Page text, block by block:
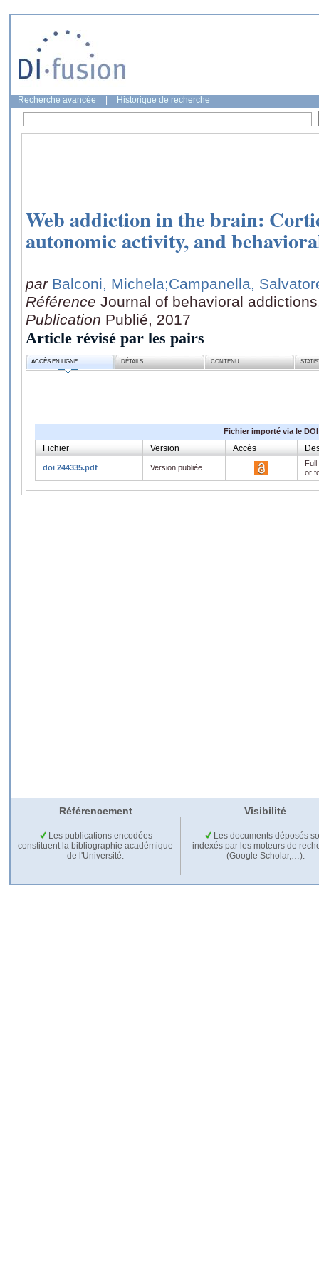
Recherche avancée Historique de recherche
Web addiction in the brain:
autonomic activity, and
par Balconi, Michela;Campanella,
Référence Journal of behavioral
Publication Publié, 2017
Article révisé par les pairs
ACCÈS EN LIGNE DÉTAILS CONTENU
Fichier importé via le DOI
Fichier Version Accès
doi 244335.pdf Version publiée
or
Référencement Visibilité
Les publications encodées
constituent la bibliographie académique
de l'Université.
Les documents déposés
indexés par les moteurs de
(Google Scholar,…).